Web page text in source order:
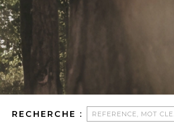
RECHERCHE :